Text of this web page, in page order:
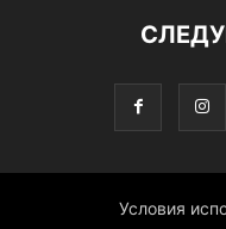
Условия